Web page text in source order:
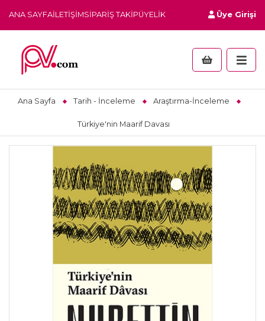
ANA SAYFAİLETIŞIMSIPARIŞ TAKIPÜYELIK Üye Girişi
Ana Sayfa Tarih - İnceleme Araştırma-İnceleme
Türkiye'nin Maarif Davası